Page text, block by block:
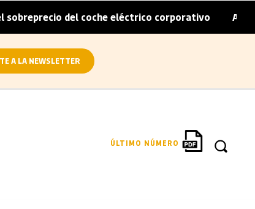
del coche eléctrico corporativo | Arval
A LA NEWSLETTER
ÚLTIMO NÚMERO